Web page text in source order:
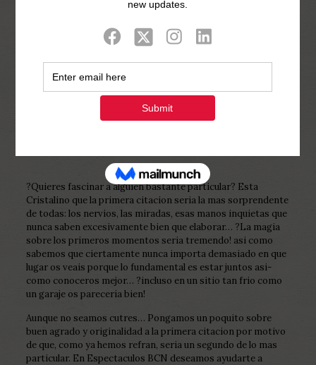
0 Published by
2023
?Quieres fascinar a alguien bastante particular? Esta
Cristalino que la primera citacion seri­a la mas sorprendente
de todas: los nervios, las miradas, esas manos inquietas que
nunca saben excesivamente bien que elaborar… ?La magia
sobre los primeros momentos seri­a tremendo! asi­ como
sabemos que ciertamente nunca importa demasiado en que
lugar os veais porque lo fundamental es estar juntos asi­
como conoceros mejor… ?incluso en un sitio tan frio como
un garaje os pareceria bien!
Aunque no seamos cutres… Pongamos un poquito sobre
buen agrado y originalidad a la primera citacion por motivo
de que, como ya hemos refran, seri­a un segundo de lo mas
particular. En Espectaculos BCN deseamos ayudarte a